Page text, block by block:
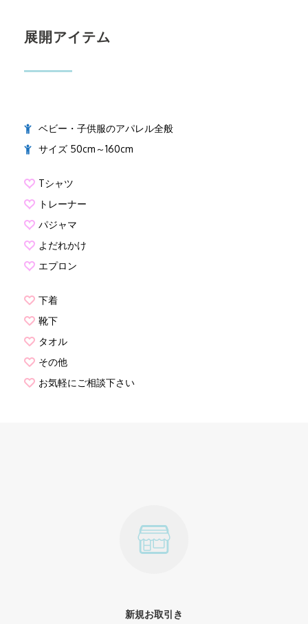
展開アイテム
ベビー・子供服のアパレル全般
サイズ 50cm～160cm
Tシャツ
トレーナー
パジャマ
よだれかけ
エプロン
下着
靴下
タオル
その他
お気軽にご相談下さい
新規お取引き